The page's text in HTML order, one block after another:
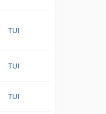
TUI
TUI
TUI